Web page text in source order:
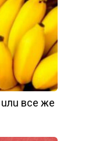
вce жe